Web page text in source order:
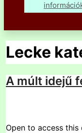
Lecke
A múlt idejű
Open to access this